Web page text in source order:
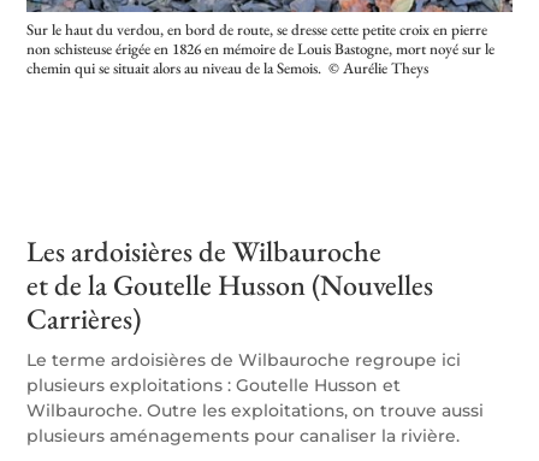
Sur le haut du verdou, en bord de route, se dresse cette petite croix en pierre
non schisteuse érigée en 1826 en mémoire de Louis Bastogne, mort noyé sur le
chemin qui se situait alors au niveau de la Semois. © Aurélie Theys
Les ardoisières de Wilbauroche
et de la Goutelle Husson (Nouvelles
Carrières)
Le terme ardoisières de Wilbauroche regroupe ici
plusieurs exploitations : Goutelle Husson et
Wilbauroche. Outre les exploitations, on trouve aussi
plusieurs aménagements pour canaliser la rivière.